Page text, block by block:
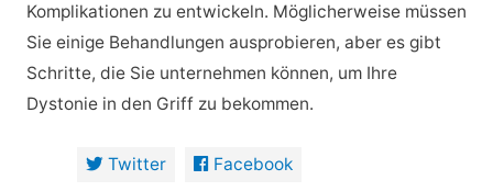
Komplikationen zu entwickeln. Möglicherweise müssen
Sie einige Behandlungen ausprobieren, aber es gibt
Schritte, die Sie unternehmen können, um Ihre
Dystonie in den Griff zu bekommen.
Twitter Facebook